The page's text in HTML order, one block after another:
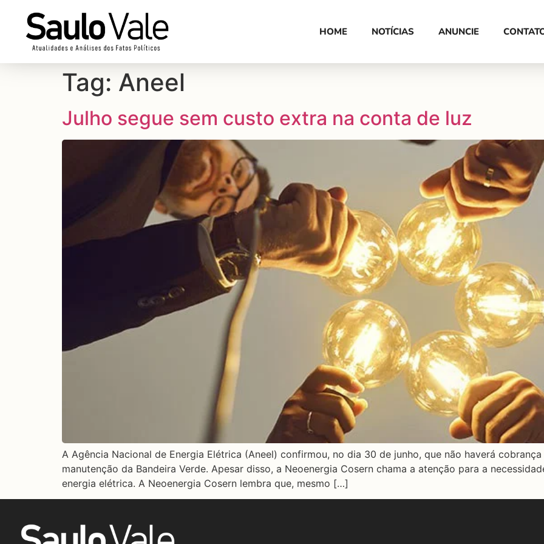
HOME NOTÍCIAS ANUNCIE
Tag: Aneel
Julho segue sem custo extra na conta de luz
A Agência Nacional de Energia Elétrica (Aneel) confirmou, no dia 30 de junho, que não haverá
manutenção da Bandeira Verde. Apesar disso, a Neoenergia Cosern chama a atenção para a
energia elétrica. A Neoenergia Cosern lembra que, mesmo […]